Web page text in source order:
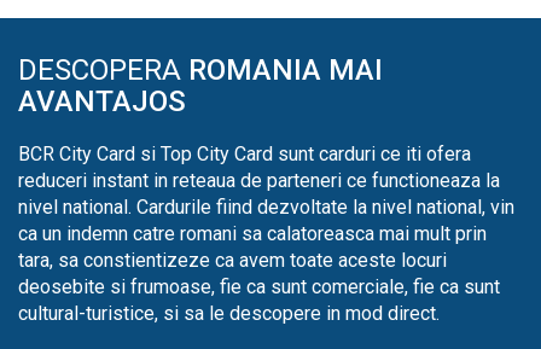
DESCOPERA ROMANIA MAI
AVANTAJOS
BCR City Card si Top City Card sunt carduri ce iti ofera
reduceri instant in reteaua de parteneri ce functioneaza la
nivel national. Cardurile fiind dezvoltate la nivel national, vin
ca un indemn catre romani sa calatoreasca mai mult prin
tara, sa constientizeze ca avem toate aceste locuri
deosebite si frumoase, fie ca sunt comerciale, fie ca sunt
cultural-turistice, si sa le descopere in mod direct.